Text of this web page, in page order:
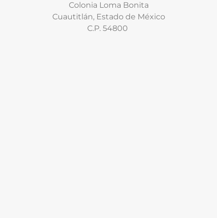
Colonia Loma Bonita
Cuautitlán, Estado de México
C.P. 54800